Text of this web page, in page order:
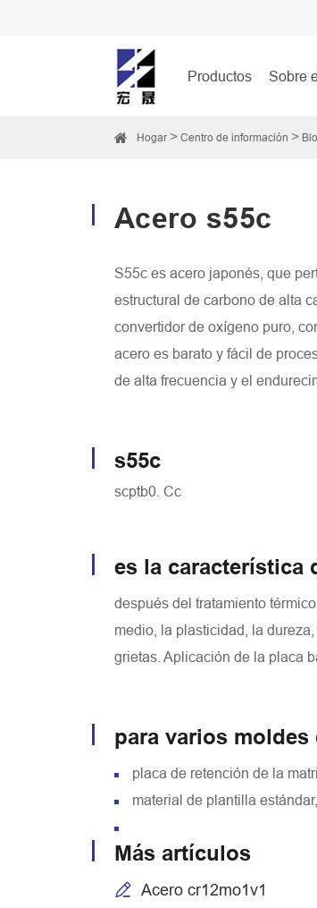
Productos Sobre
Hogar Centro de información
Acero s55c
S55c es acero japonés, que
estructural de carbono de alta
convertidor de oxígeno puro,
acero es barato y fácil de
de alta frecuencia y el
s55c
scptb0. Cc
es la característica
después del tratamiento
medio, la plasticidad, la
grietas. Aplicación de la placa
para varios
placa de retención de la
material de plantilla
Más artículos
Acero cr12mo1v1